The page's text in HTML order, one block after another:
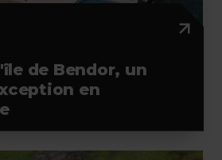
de Bendor, un
en